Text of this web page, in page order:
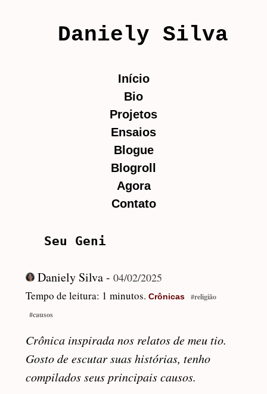
Daniely Silva
Início
Bio
Projetos
Ensaios
Blogue
Blogroll
Agora
Contato
Seu Geni
Daniely Silva - 04/02/2025
Tempo de leitura: 1 minutos. Crônicas
#religião
#causos
Crônica inspirada nos relatos de meu tio.
Gosto de escutar suas histórias, tenho
compilados seus principais causos.